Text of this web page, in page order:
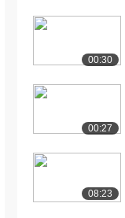
[10] 第10集《拒
[11] 第11集《男
[12] 第12集《公民
人平等》
00:30
00:27
08:23